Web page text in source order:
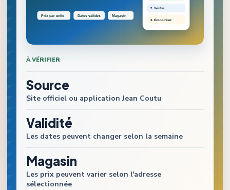
À VÉRIFIER
Source
Site officiel ou applicationJean Coutu
Validité
Les dates peuvent changer selon la semaine
Magasin
Les prix peuvent varier selon l'adresse
sélectionnée